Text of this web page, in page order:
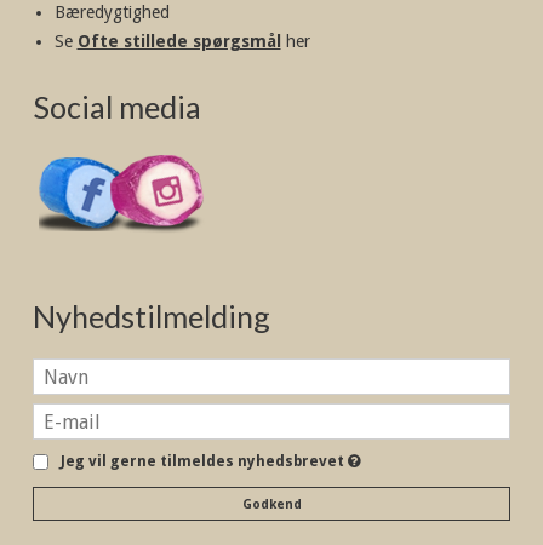
Bæredygtighed
Se Ofte stillede spørgsmål her
Social media
Nyhedstilmelding
Jeg vil gerne tilmeldes nyhedsbrevet
Godkend